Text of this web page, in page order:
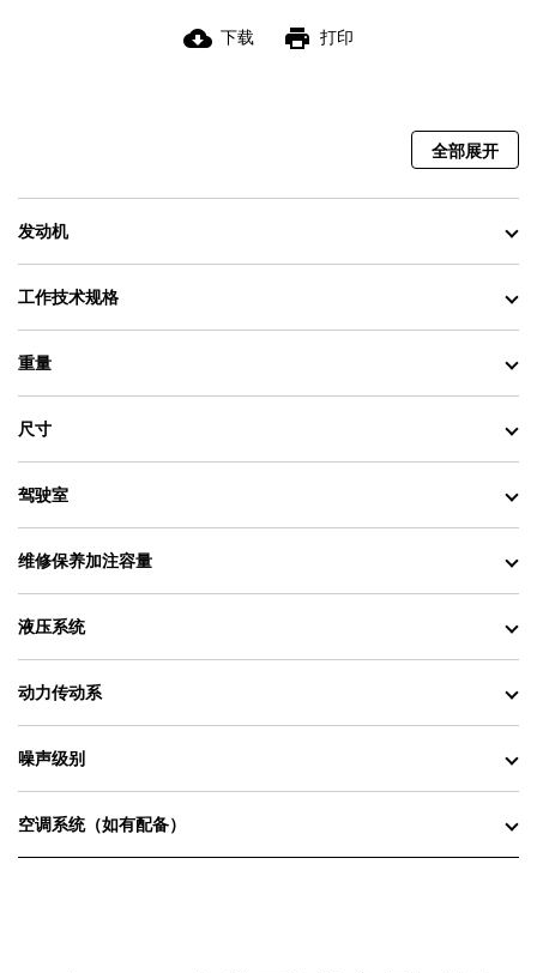
cloud_download 下载 print 打印
全部展开
发动机
工作技术规格
重量
尺寸
驾驶室
维修保养加注容量
液压系统
动力传动系
噪声级别
空调系统（如有配备）